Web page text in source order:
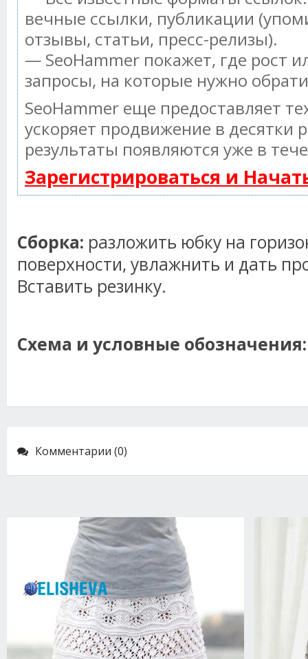
вечные ссылки, публикации
отзывы, статьи, пресс-релизы).
— SeoHammer покажет, где рост
запросы, на которые нужно
SeoHammer еще предоставляет
ускоряет продвижение в десятки
результаты появляются уже в
Зарегистрироваться и
Сборка: разложить юбку на
поверхности, увлажнить и дать
Вставить резинку.
Схема и условные обозначения:
Комментарии (0)